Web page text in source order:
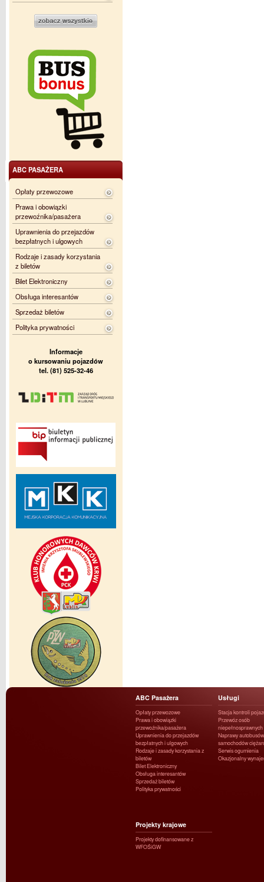
ABC PASAŻERA
Opłaty przewozowe
Prawa i obowiązki
przewoźnika/pasażera
Uprawnienia do przejazdów
bezpłatnych i ulgowych
Rodzaje i zasady korzystania
z biletów
Bilet Elektroniczny
Obsługa interesantów
Sprzedaż biletów
Polityka prywatności
Informacje
o kursowaniu pojazdów
tel. (81) 525-32-46
ABC Pasażera
Opłaty przewozowe
Prawa i obowiązki
przewoźnika/pasażera
Uprawnienia do przejazdów
bezpłatnych i ulgowych
Rodzaje i zasady korzystania z
biletów
Bilet Elektroniczny
Obsługa interesantów
Sprzedaż biletów
Polityka prywatności
Usługi
Stacja kontroli
Przewóz osób
niepełnosprawnych
Naprawy
samochodów
Serwis ogumienia
Okazjonalny
Projekty krajowe
Projekty dofinansowane z
WFOŚiGW